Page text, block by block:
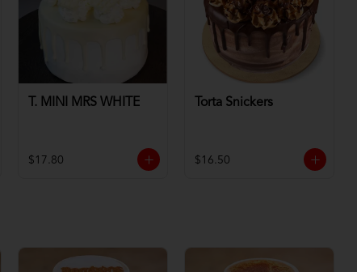
T. MINI MRS WHITE
$17.80
Torta Snickers
$16.50